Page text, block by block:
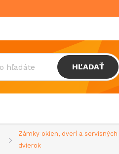
HĽADAŤ
Zámky okien, dverí a servisných
dvierok